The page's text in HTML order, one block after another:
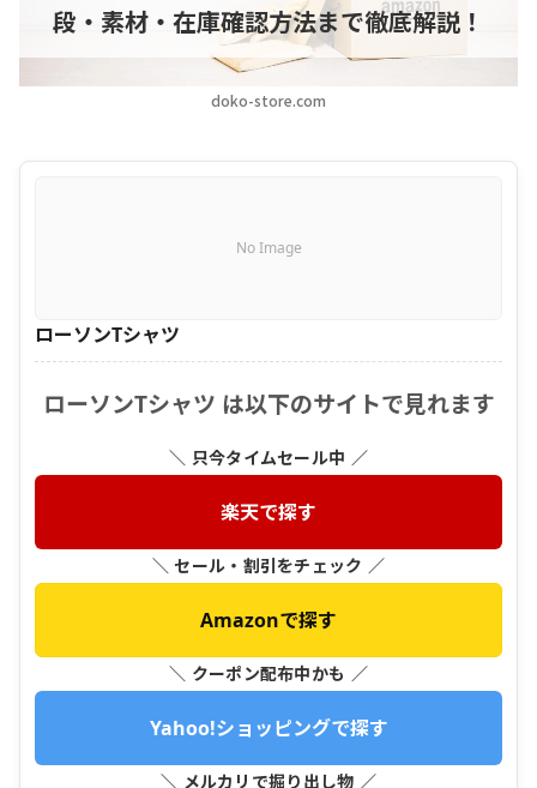
doko-store.com
段・素材・在庫確認方法まで徹底解説！
No Image
ローソンTシャツ
ローソンTシャツ は以下のサイトで見れます
＼ 只今タイムセール中 ／
楽天で探す
＼ セール・割引をチェック ／
Amazonで探す
＼ クーポン配布中かも ／
Yahoo!ショッピングで探す
＼ メルカリで掘り出し物 ／